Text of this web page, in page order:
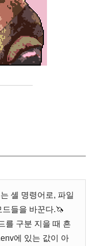
셸 명령어로, 파일
들을 바꾼다.🦄
를 구분 지을 때 흔
에 있는 값이 아